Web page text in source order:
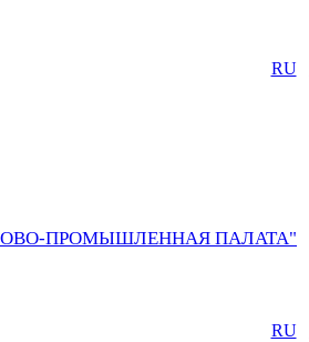
RU
ПРОМЫШЛЕННАЯ ПАЛАТА"
RU